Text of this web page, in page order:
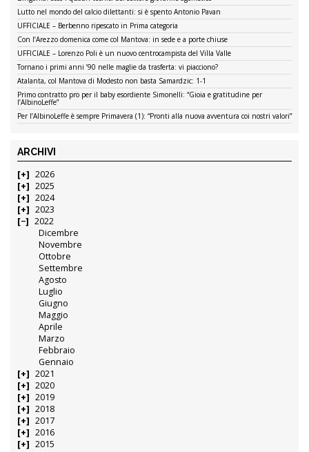
Lutto nel mondo del calcio dilettanti: si è spento Antonio Pavan
UFFICIALE – Berbenno ripescato in Prima categoria
Con l’Arezzo domenica come col Mantova: in sede e a porte chiuse
UFFICIALE – Lorenzo Poli è un nuovo centrocampista del Villa Valle
Tornano i primi anni ’90 nelle maglie da trasferta: vi piacciono?
Atalanta, col Mantova di Modesto non basta Samardzic: 1-1
Primo contratto pro per il baby esordiente Simonelli: “Gioia e gratitudine per
l’AlbinoLeffe”
Per l’AlbinoLeffe è sempre Primavera (1): “Pronti alla nuova avventura coi nostri valori”
ARCHIVI
2026
2025
2024
2023
2022
Dicembre
Novembre
Ottobre
Settembre
Agosto
Luglio
Giugno
Maggio
Aprile
Marzo
Febbraio
Gennaio
2021
2020
2019
2018
2017
2016
2015